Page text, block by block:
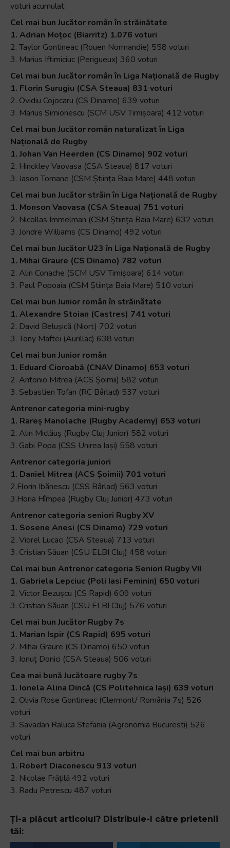
voturi acumulat:
Cel mai bun Jucător român în străinătate
1. Adrian Moțoc (Biarritz) 1.076 voturi
2. Taylor Gontineac (Rouen Normandie) 558 voturi
3. Marius Iftimiciuc (Perigueux) 360 voturi
Cel mai bun Jucător român în Liga Națională de Rugby
1. Florin Surugiu (CSA Steaua) 831 voturi
2. Ovidiu Cojocaru (CS Dinamo) 639 voturi
3. Marius Simionescu (SCM USV Timișoara) 412 voturi
Cel mai bun Jucător român naturalizat în Liga
Națională de Rugby
1. Johan Van Heerden (CS Dinamo) 902 voturi
2. Hinckley Vaovasa (CSA Steaua) 817 voturi
3. Jason Tomane (CSM Știința Baia Mare) 448 voturi
Cel mai bun Jucător străin în Liga Națională de Rugby
1. Monson Vaovasa (CSA Steaua) 751 voturi
2. Nicollas Immelman (CSM Știința Baia Mare) 632 voturi
3. Jondre Williams (CS Dinamo) 492 voturi
Cel mai bun Jucător U23 în Liga Națională de Rugby
1. Mihai Graure (CS Dinamo) 782 voturi
2. Alin Conache (SCM USV Timișoara) 614 voturi
3. Paul Popoaia (CSM Știința Baia Mare) 510 voturi
Cel mai bun Junior român în străinătate
1. Alexandre Stoian (Castres) 741 voturi
2. David Belușică (Niort) 702 voturi
3. Tony Maftei (Aurillac) 638 voturi
Cel mai bun Junior român
1. Eduard Cioroabă (CNAV Dinamo) 653 voturi
2. Antonio Mitrea (ACS Șoimii) 582 voturi
3. Sebastien Tofan (RC Bârlad) 537 voturi
Antrenor categoria mini-rugby
1. Rareș Manolache (Rugby Academy) 653 voturi
2. Alin Miclăuș (Rugby Cluj Junior) 582 voturi
3. Gabi Popa (CSS Unirea Iași) 558 voturi
Antrenor categoria juniori
1. Daniel Mitrea (ACS Șoimii) 701 voturi
2.Florin Ibănescu (CSS Bârlad) 563 voturi
3.Horia Hîmpea (Rugby Cluj Junior) 473 voturi
Antrenor categoria seniori Rugby XV
1. Sosene Anesi (CS Dinamo) 729 voturi
2. Viorel Lucaci (CSA Steaua) 713 voturi
3. Cristian Săuan (CSU ELBI Cluj) 458 voturi
Cel mai bun Antrenor categoria Seniori Rugby VII
1. Gabriela Lepciuc (Poli Iasi Feminin) 650 voturi
2. Victor Bezușcu (CS Rapid) 609 voturi
3. Cristian Săuan (CSU ELBI Cluj) 576 voturi
Cel mai bun Jucător Rugby 7s
1. Marian Ispir (CS Rapid) 695 voturi
2. Mihai Graure (CS Dinamo) 650 voturi
3. Ionuț Donici (CSA Steaua) 506 voturi
Cea mai bună Jucătoare rugby 7s
1. Ionela Alina Dincă (CS Politehnica Iași) 639 voturi
2. Olivia Rose Gontineac (Clermont/ România 7s) 526
voturi
3. Savadan Raluca Stefania (Agronomia Bucuresti) 526
voturi
Cel mai bun arbitru
1. Robert Diaconescu 913 voturi
2. Nicolae Frățilă 492 voturi
3. Radu Petrescu 487 voturi
Ți-a plăcut articolul? Distribuie-l către prietenii
tăi: